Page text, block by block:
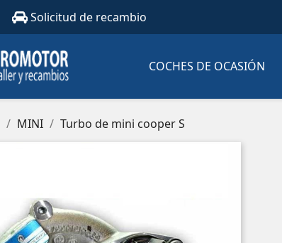
Solicitud de recambio
COCHES DE OCASIÓN
MINI Turbo de mini cooper S